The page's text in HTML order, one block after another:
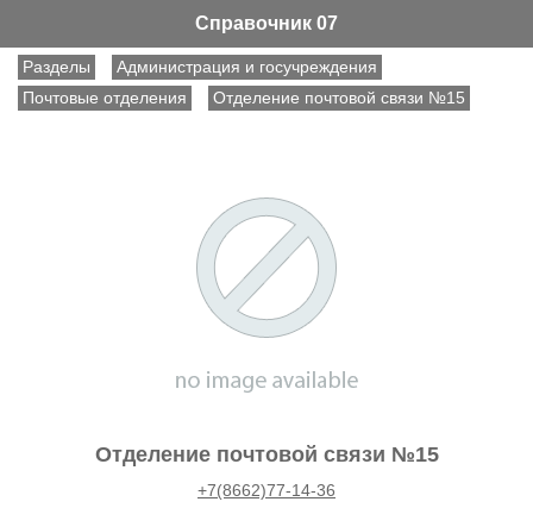
Справочник 07
Разделы
Администрация и госучреждения
Почтовые отделения
Отделение почтовой связи №15
Отделение почтовой связи №15
+7(8662)77-14-36